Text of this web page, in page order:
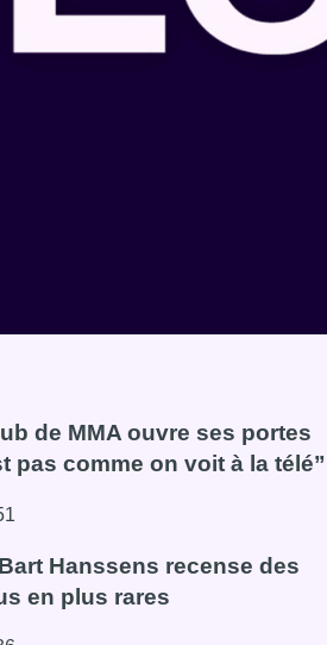
de MMA ouvre ses portes
pas comme on voit à la télé”
club de MMA ouvre ses portes à
Hanssens recense des
en plus rares